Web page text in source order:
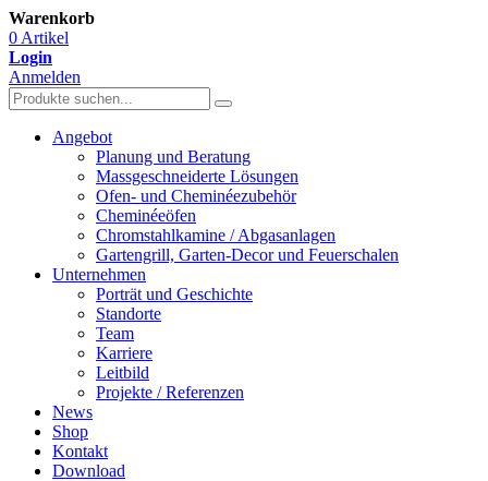
Warenkorb
0 Artikel
Login
Anmelden
Angebot
Planung und Beratung
Massgeschneiderte Lösungen
Ofen- und Cheminéezubehör
Cheminéeöfen
Chromstahlkamine / Abgasanlagen
Gartengrill, Garten-Decor und Feuerschalen
Unternehmen
Porträt und Geschichte
Standorte
Team
Karriere
Leitbild
Projekte / Referenzen
News
Shop
Kontakt
Download